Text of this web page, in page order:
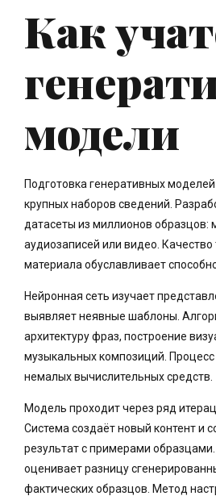
Как
модели
Подготовка генеративных
крупных наборов сведений.
датасеты из миллионов образцов:
аудиозаписей или видео. Качество
материала обуславливает
Нейронная сеть изучает
выявляет неявные шаблоны.
архитектуру фраз, построение
музыкальных композиций.
немалых вычислительных средств.
Модель проходит через ряд
Система создаёт новый контент и
результат с примерами
оценивает разницу
фактических образцов. Метод